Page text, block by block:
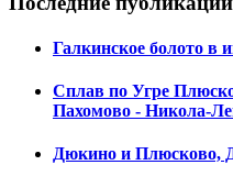
Галкинское болото в
Сплав по Угре
Пахомово - Никола-
Дюкино и Плюсково,